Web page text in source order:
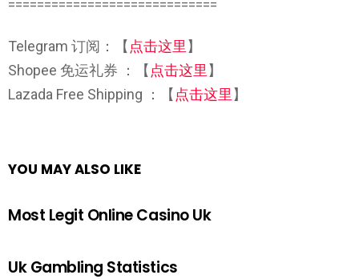
=============================
Telegram 订阅：【 点击这里 】
Shopee 免运礼券 ：【 点击这里 】
Lazada Free Shipping ：【 点击这里 】
YOU MAY ALSO LIKE
Most Legit Online Casino Uk
Uk Gambling Statistics